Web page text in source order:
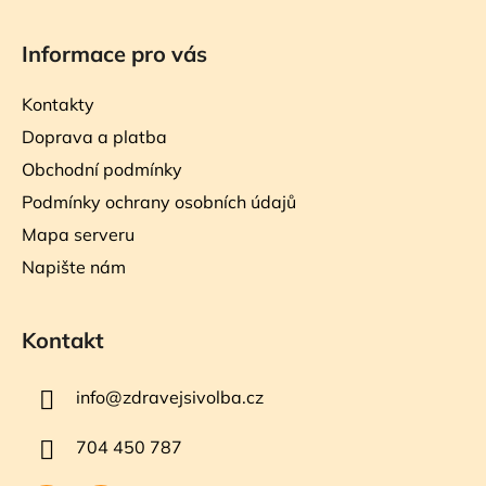
Informace pro vás
Kontakty
Doprava a platba
Obchodní podmínky
Podmínky ochrany osobních údajů
Mapa serveru
Napište nám
Kontakt
info@zdravejsivolba.cz
704 450 787